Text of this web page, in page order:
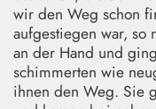
wir den Weg schon
aufgestiegen war, so
an der Hand und
schimmerten wie
ihnen den Weg. Sie